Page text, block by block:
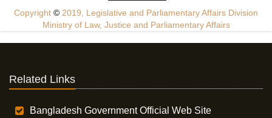
Copyright © 2019, Legislative and Parliamentary Affairs Division
Ministry of Law, Justice and Parliamentary Affairs
Related Links
Bangladesh Government Official Web Site